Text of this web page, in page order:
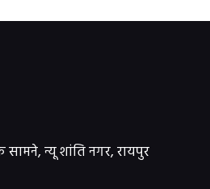
न्यू शांति नगर, रायपुर